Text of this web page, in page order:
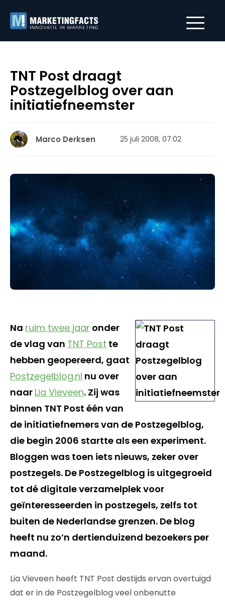
TNT Post draagt
Postzegelblog over aan
initiatiefneemster
Marco Derksen 25 juli 2008, 07:02
Na ruim twee jaar onder
de vlag van TNT Post te
hebben geopereerd, gaat
Postzegelblog.nl nu over
naar Lia Vieveen. Zij was
binnen TNT Post één van
de initiatiefnemers van de Postzegelblog,
die begin 2006 startte als een experiment.
Bloggen was toen iets nieuws, zeker over
postzegels. De Postzegelblog is uitgegroeid
tot dé digitale verzamelplek voor
geïnteresseerden in postzegels, zelfs tot
buiten de Nederlandse grenzen. De blog
heeft nu zo’n dertienduizend bezoekers per
maand.
Lia Vieveen heeft TNT Post destijds ervan overtuigd
dat er in de Postzegelblog veel onbenutte